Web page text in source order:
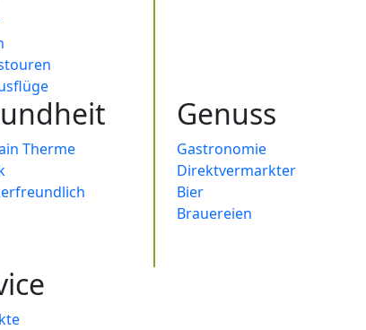
Therme
Genuss
Gastronomie
Direktvermarkter
Bier
Brauereien